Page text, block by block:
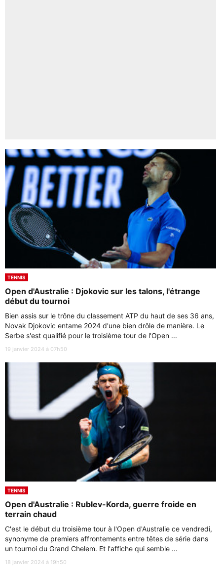
TENNIS
Open d'Australie : Djokovic sur les talons, l'étrange
début du tournoi
Bien assis sur le trône du classement ATP du haut de ses 36 ans,
Novak Djokovic entame 2024 d'une bien drôle de manière. Le
Serbe s'est qualifié pour le troisième tour de l'Open ...
19 janvier 2024 à 07h50
TENNIS
Open d'Australie : Rublev-Korda, guerre froide en
terrain chaud
C'est le début du troisième tour à l'Open d'Australie ce vendredi,
synonyme de premiers affrontements entre têtes de série dans
un tournoi du Grand Chelem. Et l'affiche qui semble ...
18 janvier 2024 à 19h50